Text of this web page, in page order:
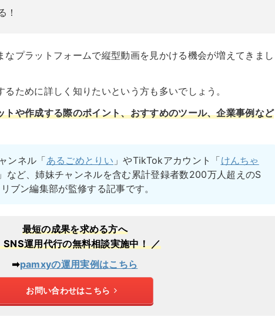
！
プラットフォームで縦型動画を見かける機会が増えてきまし
ために詳しく知りたいという方も多いでしょう。
トや作成する際のポイント、おすすめのツール、企業事例など
ンネル「あるごめとりい 」やTikTokアカウント「けんちゃ
」など、姉妹チャンネルを含む累計登録者数200万人超えのS
ブン編集部が監修する記事です。
最短の成果を求める方へ
運用代行の無料相談実施中！ ／
➡︎pamxyの運用実例はこちら
お問い合わせはこちら